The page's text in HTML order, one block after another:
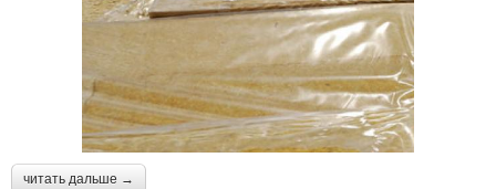
читать дальше →